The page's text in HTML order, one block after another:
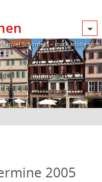
Schönfeld – stock.adobe.com
2005